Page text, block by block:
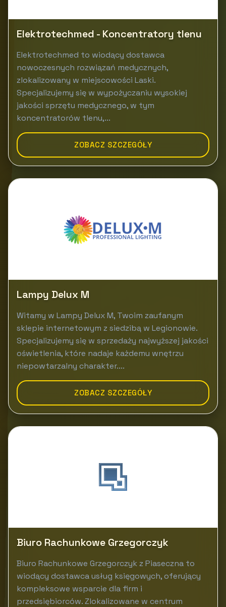
Elektrotechmed - Koncentratory tlenu
Elektrotechmed to wiodący dostawca
nowoczesnych rozwiązań medycznych,
zlokalizowany w miejscowości Laski.
Specjalizujemy się w wypożyczaniu wysokiej
jakości sprzętu medycznego, w tym
koncentratorów tlenu,...
ZOBACZ SZCZEGÓŁY
Lampy Delux M
Witamy w Lampy Delux M, Twoim zaufanym
sklepie internetowym z siedzibą w Legionowie.
Specjalizujemy się w sprzedaży najwyższej jakości
oświetlenia, które nadaje każdemu wnętrzu
niepowtarzalny charakter....
ZOBACZ SZCZEGÓŁY
Biuro Rachunkowe Grzegorczyk
Biuro Rachunkowe Grzegorczyk z Piaseczna to
wiodący dostawca usług księgowych, oferujący
kompleksowe wsparcie dla firm i
przedsiębiorców. Zlokalizowane w centrum